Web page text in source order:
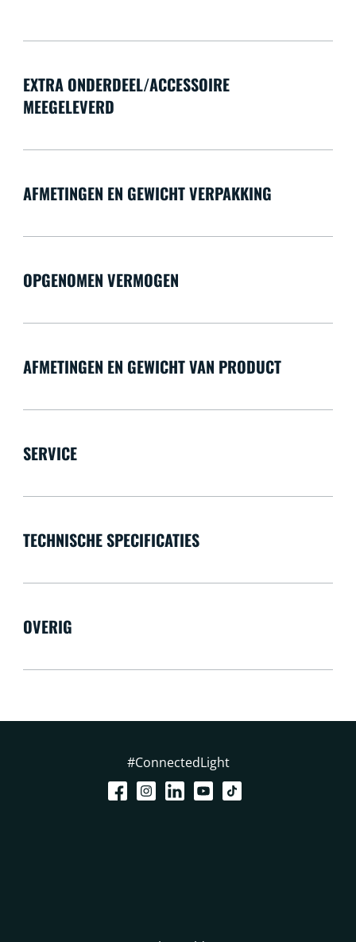
EXTRA ONDERDEEL/ACCESSOIRE
MEEGELEVERD
AFMETINGEN EN GEWICHT VERPAKKING
OPGENOMEN VERMOGEN
AFMETINGEN EN GEWICHT VAN PRODUCT
SERVICE
TECHNISCHE SPECIFICATIES
OVERIG
#ConnectedLight